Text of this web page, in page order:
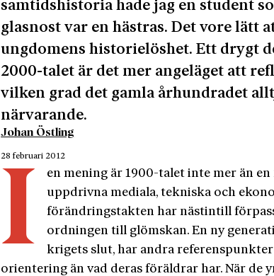
samtidshistoria hade jag en student
glasnost var en hästras. Det vore lätt
ungdomens historielöshet. Ett drygt
2000-talet är det mer angeläget att
vilken grad det gamla århundradet
närvarande.
Johan Östling
28 februari 2012
I
en mening är 1900-talet inte mer än
uppdrivna mediala, tekniska och
förändringstakten har nästintill
ordningen till glömskan. En ny
krigets slut, har andra
orientering än vad deras föräldrar har. När de